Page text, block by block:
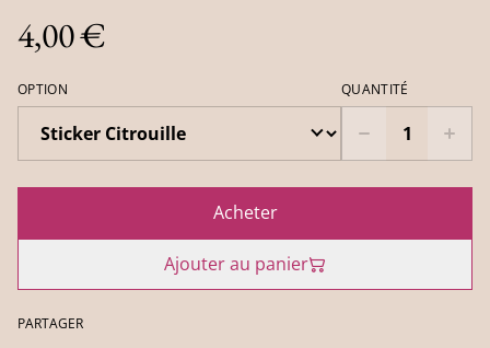
4,00 €
OPTION QUANTITÉ
Acheter
Ajouter au panier
PARTAGER